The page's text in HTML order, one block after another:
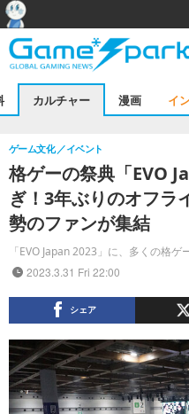
カルチャー 漫画 イ
格ゲーの祭典「EVO
ぎ！3年ぶりのオフラ
勢のファンが集結
「EVO Japan 2023」に、多くの格ゲ
ゲーム文化 イベント
2023.3.31 Fri 22:00
シェア